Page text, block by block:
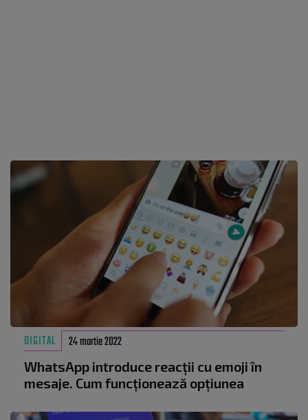
DIGITAL 24 martie 2022
WhatsApp introduce reacții cu emoji în
mesaje. Cum funcționează opțiunea